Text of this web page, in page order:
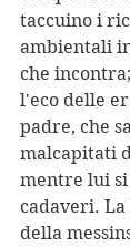
taccuino i
ambientali
che
l'eco delle
padre, che
malcapitati
mentre lui
cadaveri.
della